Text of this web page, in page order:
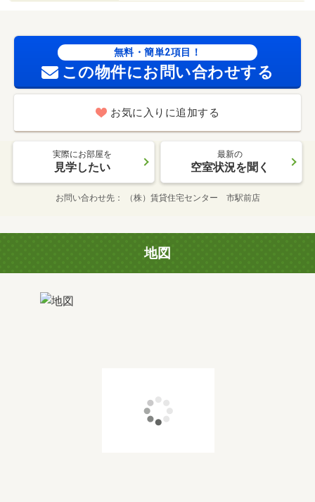
無料・簡単2項目！
この物件にお問い合わせする
お気に入りに追加する
実際にお部屋を
見学したい
最新の
空室状況を聞く
お問い合わせ先 （株）賃貸住宅センター 市駅前店
地図